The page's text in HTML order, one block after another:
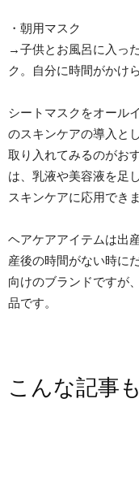
・朝用マスク
→子供とお風呂に入っ
ク。自分に時間がかけ
シートマスクをオール
のスキンケアの導入と
取り入れてみるのがお
は、乳液や美容液を足
スキンケアに応用でき
ヘアケアアイテムは出
産後の時間がない時に
向けのブランドですが
品です。
こんな記事